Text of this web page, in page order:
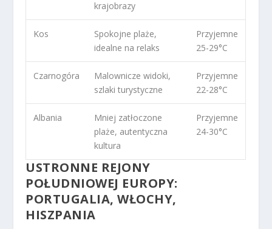
krajobrazy
Kos
Spokojne plaże,
idealne na relaks
Przyjemne
25-29°C
Czarnogóra
Malownicze widoki,
szlaki turystyczne
Przyjemne
22-28°C
Albania
Mniej zatłoczone
plaże, autentyczna
kultura
Przyjemne
24-30°C
USTRONNE REJONY
POŁUDNIOWEJ EUROPY:
PORTUGALIA, WŁOCHY,
HISZPANIA